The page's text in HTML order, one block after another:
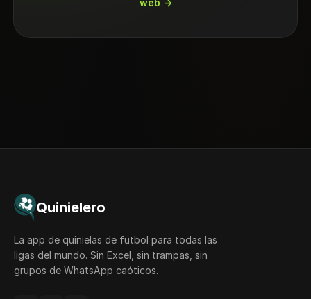
Quinielero
La app de quinielas de futbol para todas las
ligas del mundo. Sin Excel, sin trampas, sin
grupos de WhatsApp caóticos.